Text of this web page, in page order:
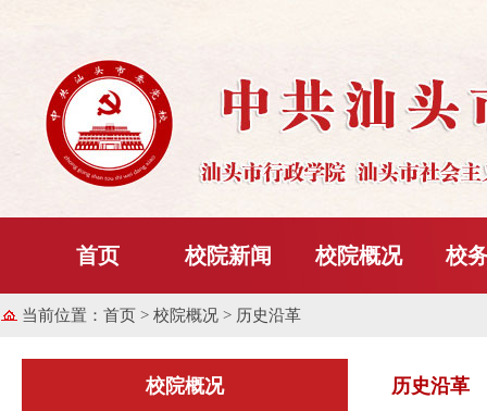
首页 校院新闻 校院概况 校
当前位置： 首页 > 校院概况 > 历史沿革
校院概况 历史沿革